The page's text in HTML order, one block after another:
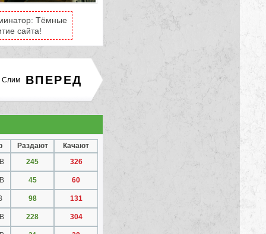
Тёмные
сайта!
ВПЕРЕД
Слим
Раздают
Качают
245 326
45 60
98 131
228 304